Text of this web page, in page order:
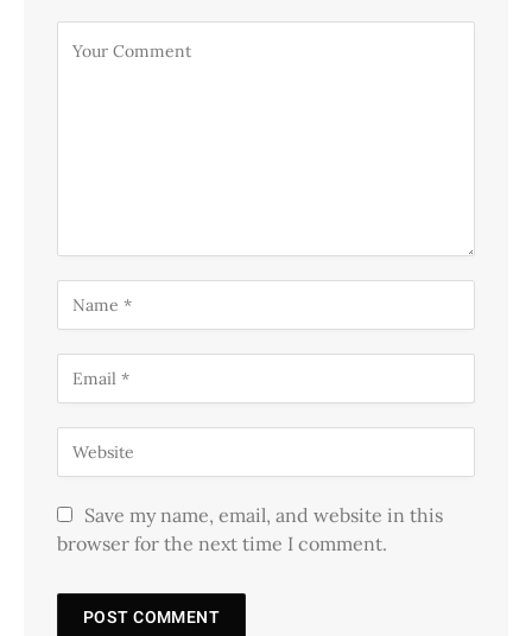
Save my name, email, and website in this
browser for the next time I comment.